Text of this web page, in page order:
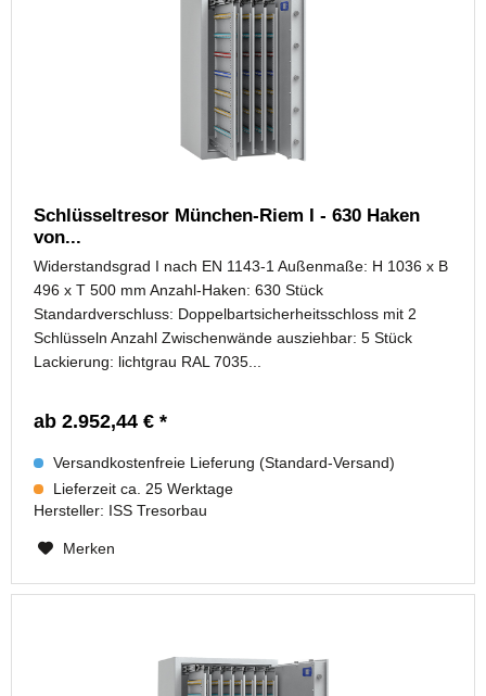
Schlüsseltresor München-Riem I - 630 Haken
von...
Widerstandsgrad I nach EN 1143-1 Außenmaße: H 1036 x B
496 x T 500 mm Anzahl-Haken: 630 Stück
Standardverschluss: Doppelbartsicherheitsschloss mit 2
Schlüsseln Anzahl Zwischenwände ausziehbar: 5 Stück
Lackierung: lichtgrau RAL 7035...
ab 2.952,44 € *
Versandkostenfreie Lieferung (Standard-Versand)
Lieferzeit ca. 25 Werktage
Hersteller: ISS Tresorbau
Merken